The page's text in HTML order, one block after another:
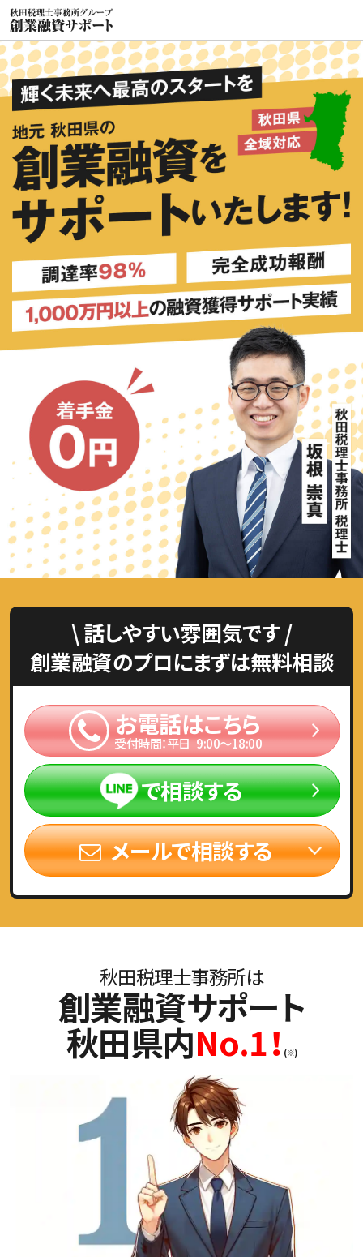
\ 話しやすい雰囲気です /
創業融資のプロにまずは無料相談
お電話はこちら
受付時間：平日 9:00〜18:00
で相談する
メールで相談する
秋田税理士事務所は
創業融資サポート
秋田県内No.1！ (※)